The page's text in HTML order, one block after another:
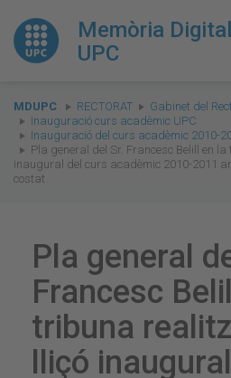
Memòria Digital
UPC
You
are
here:
MDUPC RECTORAT
Gabinet del
Inauguració curs acadèmic UPC
Inauguració del curs acadèmic 2010-
Pla general del Sr. Francesc Belill en
inaugural del curs acadèmic 2010-2011
costat
Pla general
Francesc
tribuna
lliçó